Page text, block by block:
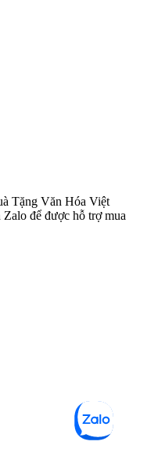
Tặng Văn Hóa Việt
để được hỗ trợ mua